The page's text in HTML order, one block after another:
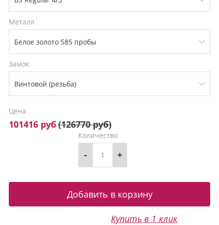
Металл
Замок
Цена
101416 руб(126770 руб)
Количество
- +
Купить в 1 клик